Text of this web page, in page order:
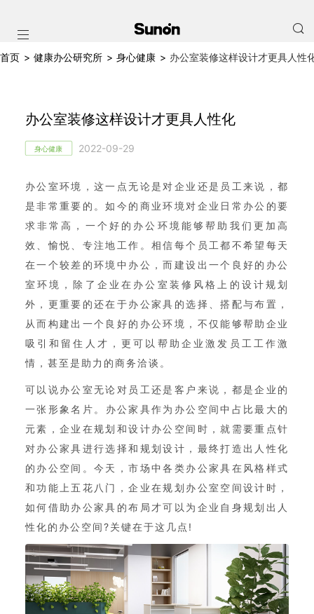
首页 > 健康办公研究所 > 身心健康 > 办公室装修这样设计才更具人性
办公室装修这样设计才更具人性化
身心健康 2022-09-29
办公室环境，这一点无论是对企业还是员工来说，都
是非常重要的。如今的商业环境对企业日常办公的要
求非常高，一个好的办公环境能够帮助我们更加高
效、愉悦、专注地工作。相信每个员工都不希望每天
在一个较差的环境中办公，而建设出一个良好的办公
室环境，除了企业在办公室装修风格上的设计规划
外，更重要的还在于办公家具的选择、搭配与布置，
从而构建出一个良好的办公环境，不仅能够帮助企业
吸引和留住人才，更可以帮助企业激发员工工作激
情，甚至是助力的商务洽谈。
可以说办公室无论对员工还是客户来说，都是企业的
一张形象名片。 办公家具作为办公空间中占比最大的
元素，企业在规划和设计办公空间时，就需要重点针
对办公家具进行选择和规划设计，最终打造出人性化
的办公空间。今天，市场中各类办公家具在风格样式
和功能上五花八门，企业在规划办公室空间设计时，
如何借助办公家具的布局才可以为企业自身规划出人
性化的办公空间?关键在于这几点!